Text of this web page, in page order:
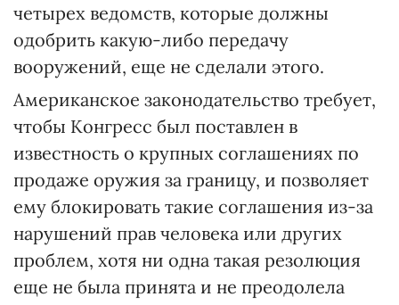
четырех ведомств, которые должны
одобрить какую-либо передачу
вооружений, еще не сделали этого.
Американское законодательство требует,
чтобы Конгресс был поставлен в
известность о крупных соглашениях по
продаже оружия за границу, и позволяет
ему блокировать такие соглашения из-за
нарушений прав человека или других
проблем, хотя ни одна такая резолюция
еще не была принята и не преодолела